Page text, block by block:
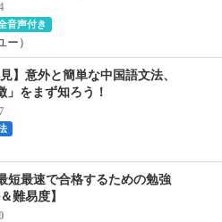
音声付き
）
】意外と簡単な中国語文法、
」をまず知ろう！
短最速で合格するための勉強
難易度】